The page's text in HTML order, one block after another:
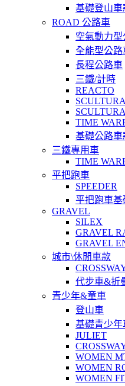
基礎登山車
ROAD 公路車
空氣動力型
全能型公路
長程公路車
三鐵/計時
REACTO
SCULTURA
TIME
基礎公路車
三鐵專用車
TIME
平把跑車
SPEEDER
平把跑車基
GRAVEL
SILEX
GRAVEL
GRAVEL
城市\休閒車款
代步車&折
青少年&童車
登山車
基礎青少年
JULIET
WOMEN
WOMEN
WOMEN